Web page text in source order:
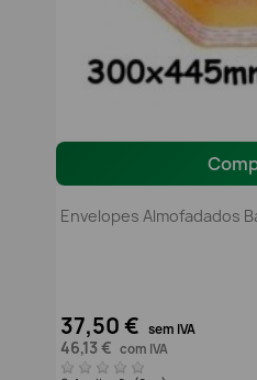
Envelopes Almofadados
37,50 € sem IVA
46,13 € com IVA